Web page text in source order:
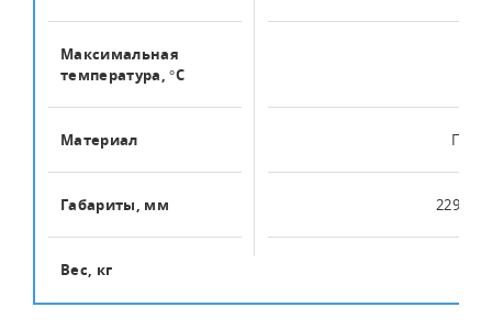
Максимальная
температура, °C
Материал ПВДФ
Габариты, мм
Вес, кг